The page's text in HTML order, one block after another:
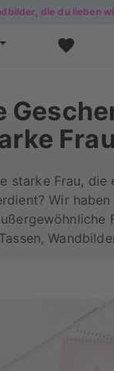
die du lieben
starke Frau, die
die perfekten